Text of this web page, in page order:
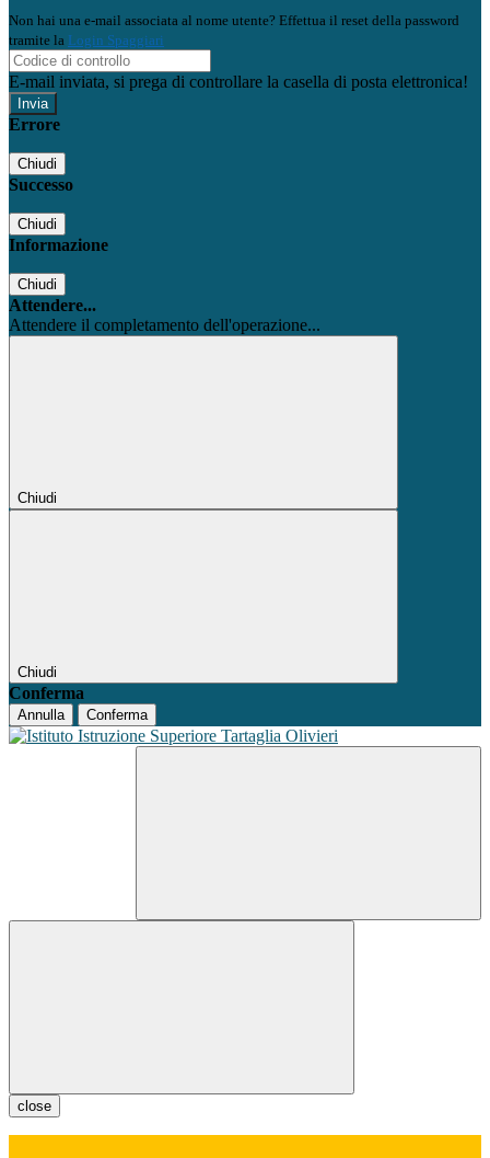
Non hai una e-mail associata al nome utente? Effettua il reset della password
tramite la Login Spaggiari
E-mail inviata, si prega di controllare la casella di posta elettronica!
Errore
Chiudi
Successo
Chiudi
Informazione
Chiudi
Attendere...
Attendere il completamento dell'operazione...
Chiudi
Chiudi
Conferma
Annulla Conferma
close